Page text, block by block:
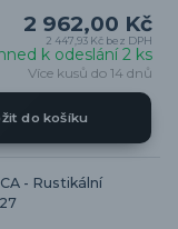
2 962,00 Kč
2 447,93 Kč bez DPH
k odeslání 2 ks
Více kusů do 14 dnů
do košíku
- Rustikální